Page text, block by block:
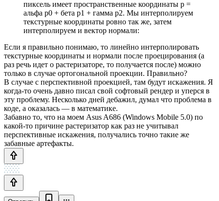
пиксель имеет пространственные координаты p =
альфа p0 + бета p1 + гамма p2. Мы интерполируем
текстурные координаты ровно так же, затем
интерполируем и вектор нормали:
Если я правильно понимаю, то линейно интерполировать
текстурные координаты и нормали после проецирования (а
раз речь идет о растеризаторе, то получается после) можно
только в случае ортогональной проекции. Правильно?
В случае с перспективной проекцией, там будут искажения. Я
когда-то очень давно писал свой софтовый рендер и уперся в
эту проблему. Несколько дней дебажил, думал что проблема в
коде, а оказалась — в математике.
Забавно то, что на моем Asus A686 (Windows Mobile 5.0) по
какой-то причине растеризатор как раз не учитывал
перспективные искажения, получались точно такие же
забавные артефакты.